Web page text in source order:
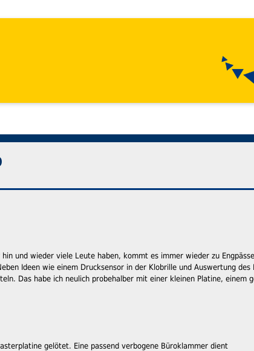
und wieder viele Leute haben, kommt es immer wieder zu
Ideen wie einem Drucksensor in der Klobrille und Auswertung
Das habe ich neulich probehalber mit einer kleinen Platine, einem
gelötet. Eine passend verbogene Büroklammer dient